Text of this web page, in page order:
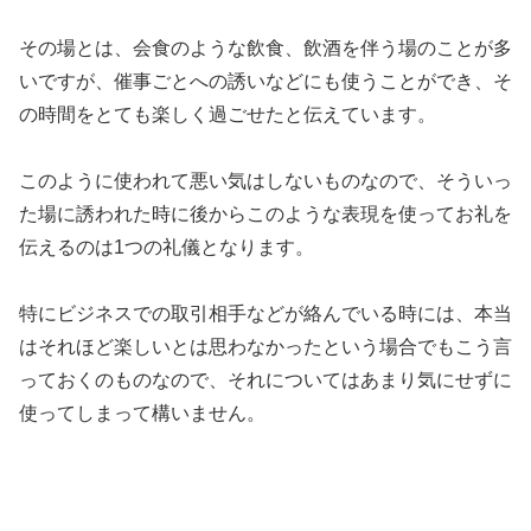
その場とは、会食のような飲食、飲酒を伴う場のことが多
いですが、催事ごとへの誘いなどにも使うことができ、そ
の時間をとても楽しく過ごせたと伝えています。
このように使われて悪い気はしないものなので、そういっ
た場に誘われた時に後からこのような表現を使ってお礼を
伝えるのは1つの礼儀となります。
特にビジネスでの取引相手などが絡んでいる時には、本当
はそれほど楽しいとは思わなかったという場合でもこう言
っておくのものなので、それについてはあまり気にせずに
使ってしまって構いません。